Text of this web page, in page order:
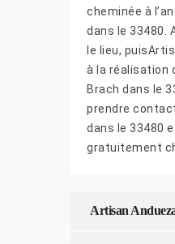
cheminée à
dans le 33480.
le lieu,
à la réalisation
Brach dans le
prendre
dans le 33480
gratuitement
Artisan